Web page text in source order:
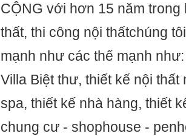
CỘNG với hơn 15 năm
thất, thi công nội thấtchúng
mạnh như các thế mạnh
Villa Biệt thư, thiết kế nội thất
spa, thiết kế nhà hàng, thiết
chung cư - shophouse -